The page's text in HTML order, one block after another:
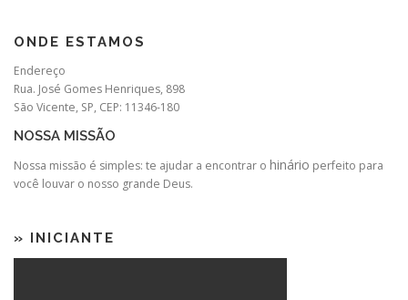
ONDE ESTAMOS
Endereço
Rua. José Gomes Henriques, 898
São Vicente, SP, CEP: 11346-180
NOSSA MISSÃO
Nossa missão é simples: te ajudar a encontrar o hinário perfeito para
você louvar o nosso grande Deus.
» INICIANTE